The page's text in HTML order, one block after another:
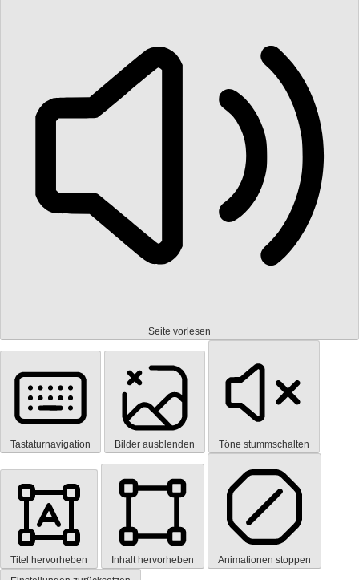
Seite vorlesen
Tastaturnavigation Bilder ausblenden Töne stummschalten
Titel hervorheben Inhalt hervorheben
Animationen stoppen